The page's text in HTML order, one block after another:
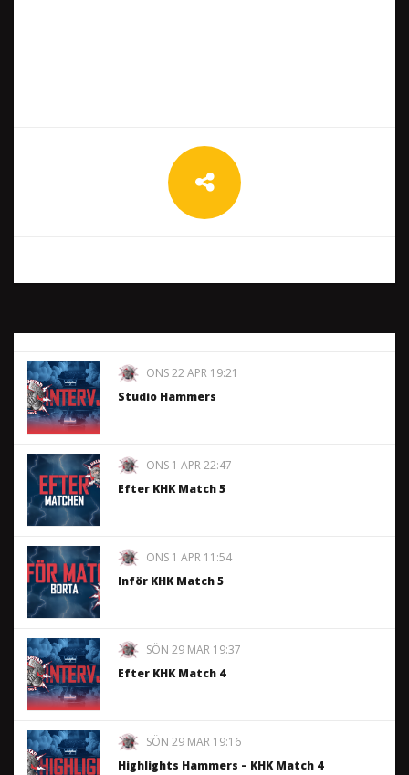
ONS 22 APR 19:21
Studio Hammers
ONS 1 APR 22:47
Efter KHK Match 5
ONS 1 APR 11:54
Inför KHK Match 5
SÖN 29 MAR 19:37
Efter KHK Match 4
SÖN 29 MAR 19:16
Highlights Hammers – KHK Match 4